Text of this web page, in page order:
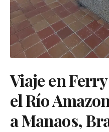
Viaje en
el Río
a Manaos,